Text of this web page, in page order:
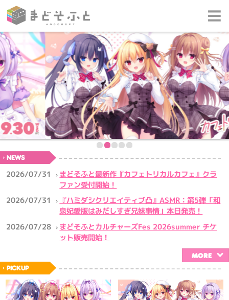
NEWS
2026/07/31 まどそふと最新作『カフェトリカルカフェ』クラ
ファン受付開始！
2026/07/31 『ハミダシクリエイティブ凸』ASMR：第5弾「和
泉妃愛版はみだしすぎ兄妹事情」本日発売！
2026/07/28 まどそふとカルチャーズFes 2026summer チケ
ット販売開始！
MORE
PICKUP